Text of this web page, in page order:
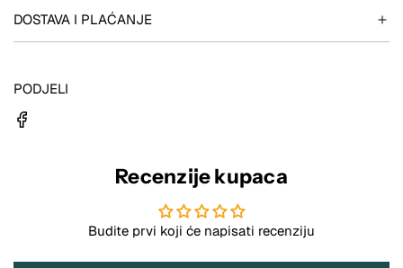
DOSTAVA I PLAĆANJE
PODJELI
Recenzije kupaca
Budite prvi koji će napisati recenziju